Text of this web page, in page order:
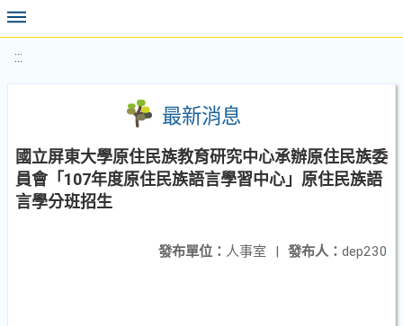
:::
最新消息
國立屏東大學原住民族教育研究中心承辦原住民族委
員會「107年度原住民族語言學習中心」原住民族語
言學分班招生
發布人： dep230
發布單位： 人事室 |